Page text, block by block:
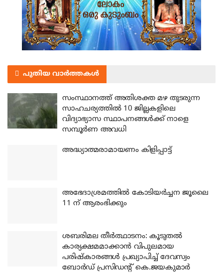
പുതിയ വാർത്തകൾ
സംസ്ഥാനത്ത് അതിശക്ത മഴ തുടരുന്ന
സാഹചര്യത്തിൽ 10 ജില്ലകളിലെ
വിദ്യാഭ്യാസ സ്ഥാപനങ്ങൾക്ക് നാളെ
സമ്പൂർണ അവധി
അദ്ധ്യാത്മരാമായണം കിളിപ്പാട്ട്
അഭേദാശ്രമത്തില്‍ കോടിയര്‍ച്ചന ജൂലൈ
11 ന് ആരംഭിക്കും
ശബരിമല തീര്‍ത്ഥാടനം: കൂടുതല്‍
കാര്യക്ഷമമാക്കാന്‍ വിപുലമായ
പരിഷ്‌കാരങ്ങള്‍ പ്രഖ്യാപിച്ച് ദേവസ്വം
ബോര്‍ഡ് പ്രസിഡന്റ് കെ.ജയകുമാര്‍